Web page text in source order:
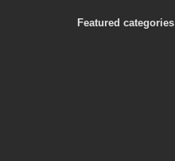
Featured categories